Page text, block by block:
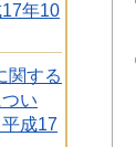
年10
関する
い
成17